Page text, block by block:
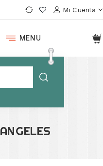
Mi Cuenta
MENU
ANGELES